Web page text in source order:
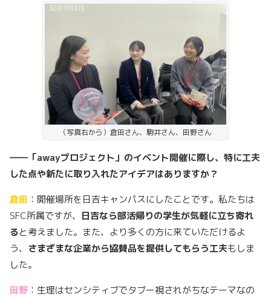
（写真右から）倉田さん、駒井さん、田野さん
――「awayプロジェクト」のイベント開催に際し、特に工夫
した点や新たに取り入れたアイデアはありますか？
倉田 ：開催場所を日吉キャンパスにしたことです。私たちは
SFC所属ですが、 日吉なら部活帰りの学生が気軽に立ち寄れ
ると考えました。また、より多くの方に来ていただけるよ
う、 さまざまな企業から協賛品を提供してもらう工夫もしま
した。
田野 ：生理はセンシティブでタブー視されがちなテーマなの